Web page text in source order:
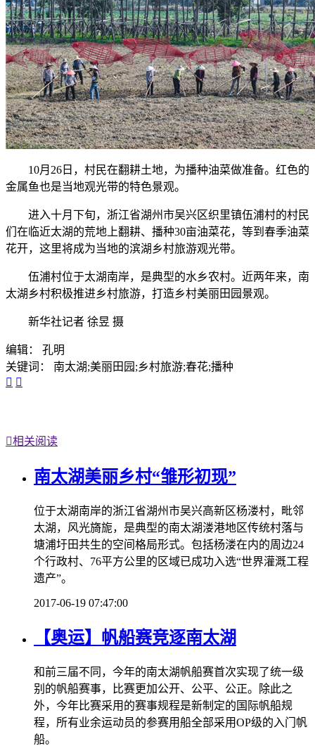
10月26日，村民在翻耕土地，为播种油菜做准备。红色的
金属鱼也是当地观光带的特色景观。
进入十月下旬，浙江省湖州市吴兴区织里镇伍浦村的村民
们在临近太湖的荒地上翻耕、播种30亩油菜花，等到春季油菜
花开，这里将成为当地的滨湖乡村旅游观光带。
伍浦村位于太湖南岸，是典型的水乡农村。近两年来，南
太湖乡村积极推进乡村旅游，打造乡村美丽田园景观。
新华社记者 徐昱 摄
编辑： 孔明
关键词： 南太湖;美丽田园;乡村旅游;春花;播种
 
相关阅读
南太湖美丽乡村“雏形初现”
位于太湖南岸的浙江省湖州市吴兴高新区杨溇村，毗邻
太湖，风光旖旎，是典型的南太湖溇港地区传统村落与
塘浦圩田共生的空间格局形式。包括杨溇在内的周边24
个行政村、76平方公里的区域已成功入选“世界灌溉工程
遗产”。
2017-06-19 07:47:00
【奥运】帆船赛竞逐南太湖
和前三届不同，今年的南太湖帆船赛首次实现了统一级
别的帆船赛事，比赛更加公开、公平、公正。除此之
外，今年比赛采用的赛事规程是新制定的国际帆船规
程，所有业余运动员的参赛用船全部采用OP级的入门帆
船。